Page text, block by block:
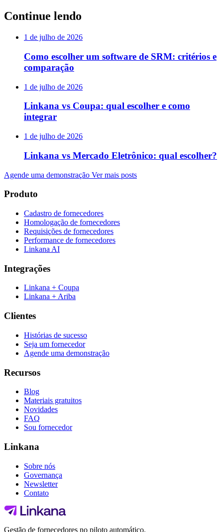
Continue lendo
1 de julho de 2026
Como escolher um software de SRM: critérios e
comparação
1 de julho de 2026
Linkana vs Coupa: qual escolher e como
integrar
1 de julho de 2026
Linkana vs Mercado Eletrônico: qual escolher?
Agende uma demonstração Ver mais posts
Produto
Cadastro de fornecedores
Homologação de fornecedores
Requisições de fornecedores
Performance de fornecedores
Linkana AI
Integrações
Linkana + Coupa
Linkana + Ariba
Clientes
Histórias de sucesso
Seja um fornecedor
Agende uma demonstração
Recursos
Blog
Materiais gratuitos
Novidades
FAQ
Sou fornecedor
Linkana
Sobre nós
Governança
Newsletter
Contato
Gestão de fornecedores no piloto automático.